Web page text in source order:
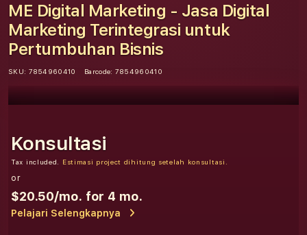
ME Digital Marketing - Jasa Digital
Marketing Terintegrasi untuk
Pertumbuhan Bisnis
SKU: 7854960410 Barcode: 7854960410
Konsultasi
Tax included. Estimasi project dihitung setelah konsultasi.
or
$20.50/mo. for 4 mo.
Pelajari Selengkapnya